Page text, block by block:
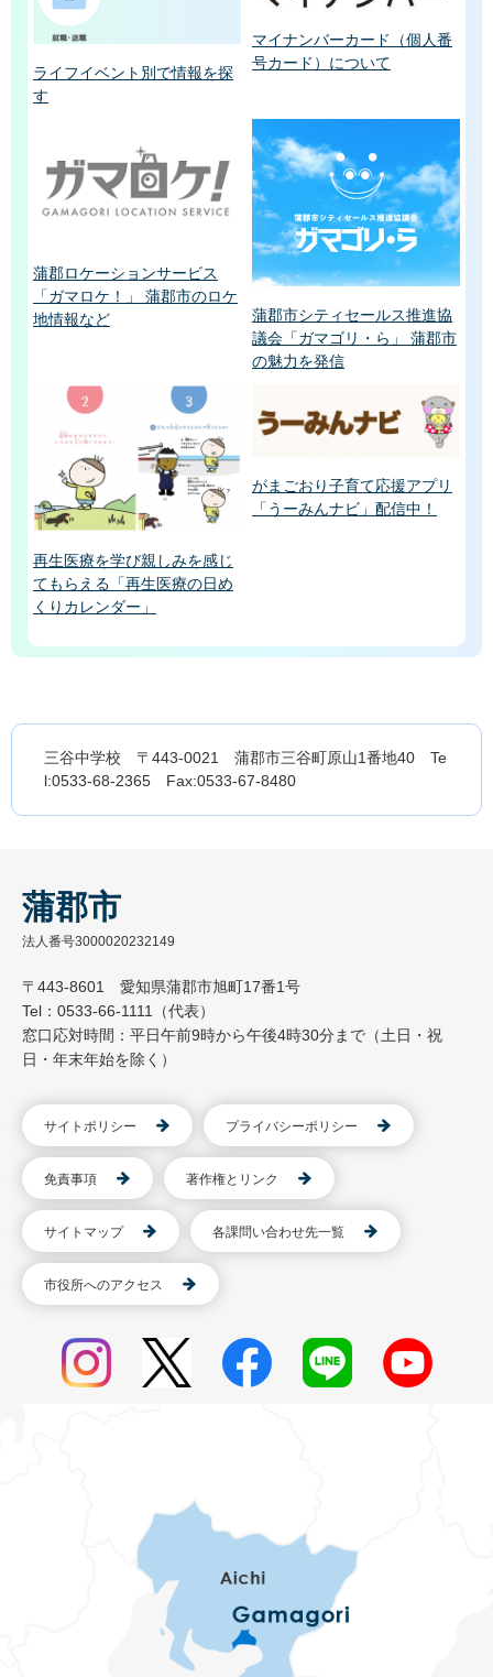
ライフイベント別で情報を探
す
マイナンバーカード（個人番
号カード）について
蒲郡ロケーションサービス
「ガマロケ！」 蒲郡市のロケ
地情報など
蒲郡市シティセールス推進協
議会「ガマゴリ・ら」 蒲郡市
の魅力を発信
再生医療を学び親しみを感じ
てもらえる「再生医療の日め
くりカレンダー」
がまごおり子育て応援アプリ
「うーみんナビ」配信中！
三谷中学校 〒443-0021 蒲郡市三谷町原山1番地40 Te
l:0533-68-2365 Fax:0533-67-8480
蒲郡市
法人番号3000020232149
〒443-8601 愛知県蒲郡市旭町17番1号
Tel：0533-66-1111（代表）
窓口応対時間：平日午前9時から午後4時30分まで（土日・祝
日・年末年始を除く）
サイトポリシー プライバシーポリシー
免責事項 著作権とリンク
サイトマップ 各課問い合わせ先一覧
市役所へのアクセス